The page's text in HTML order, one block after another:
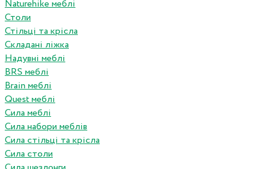
Naturehike меблі
Столи
Стільці та крісла
Складані ліжка
Надувні меблі
BRS меблі
Brain меблі
Quest меблі
Сила меблі
Сила набори меблів
Сила стільці та крісла
Сила столи